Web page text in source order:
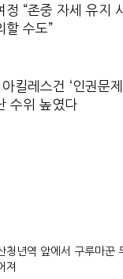
정 “존중 자세 유지
할 수도”
킬레스건 ‘인권문
수위 높였다
청년역 앞에서 구루마꾼
져